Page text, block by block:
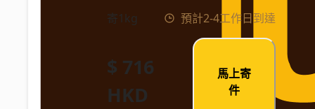
寄1kg 預計2-4工作日到達
$ 716
HKD
馬上寄
件